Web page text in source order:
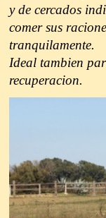
y de cercados
comer sus
tranquilamente.
Ideal tambien
recuperacion.